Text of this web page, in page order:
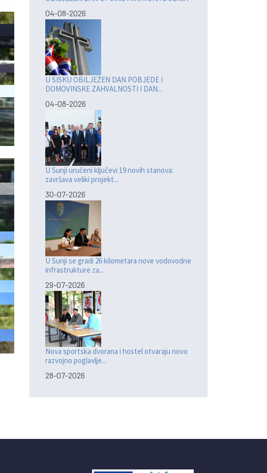
04-08-2026
U SISKU OBILJEŽEN DAN POBJEDE I
DOMOVINSKE ZAHVALNOSTI I DAN...
04-08-2026
U Sunji uručeni ključevi 19 novih stanova:
završava veliki projekt...
30-07-2026
U Sunji se gradi 26 kilometara nove vodovodne
infrastrukture za...
29-07-2026
Nova sportska dvorana i hostel otvaraju novo
razvojno poglavlje...
28-07-2026